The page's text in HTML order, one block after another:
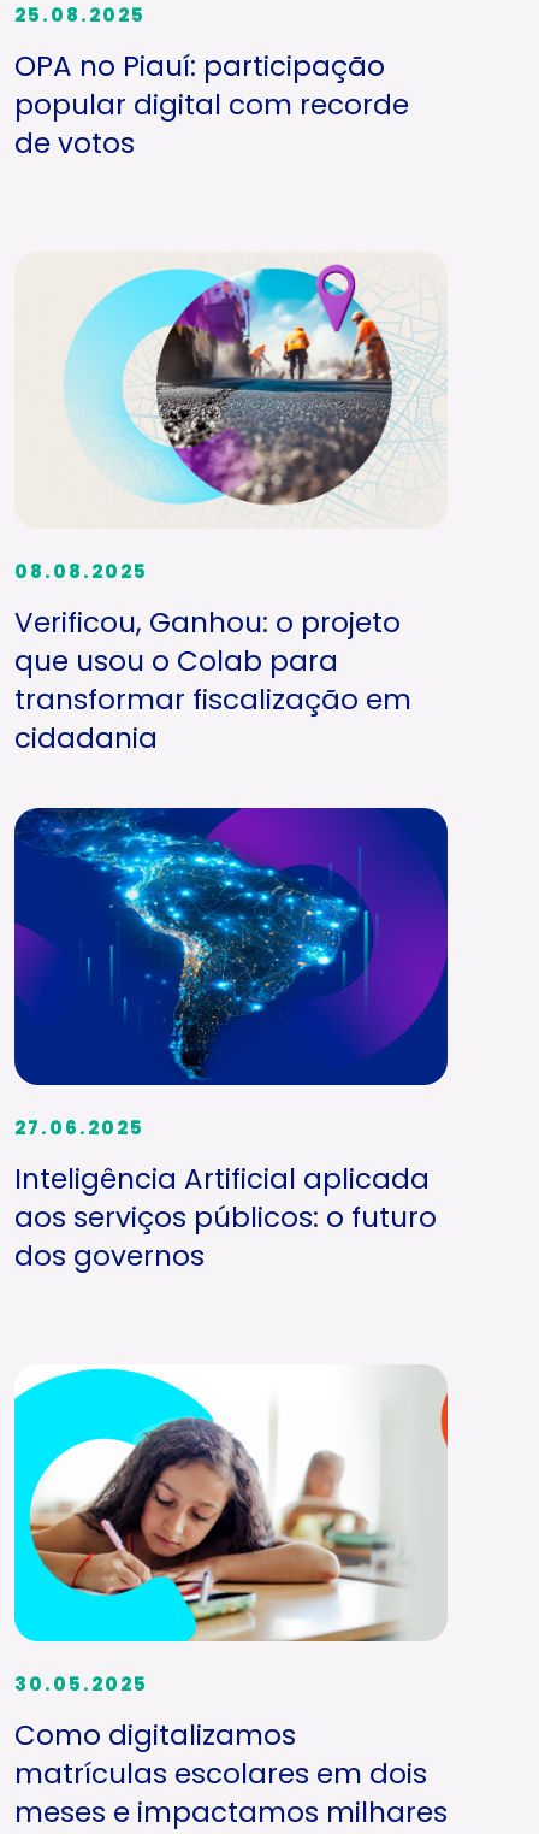
25.08.2025
OPA no Piauí: participação
popular digital com recorde
de votos
08.08.2025
Verificou, Ganhou: o projeto
que usou o Colab para
transformar fiscalização em
cidadania
27.06.2025
Inteligência Artificial aplicada
aos serviços públicos: o futuro
dos governos
30.05.2025
Como digitalizamos
matrículas escolares em dois
meses e impactamos milhares